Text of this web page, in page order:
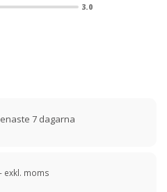
3.0
7 dagarna
exkl. moms